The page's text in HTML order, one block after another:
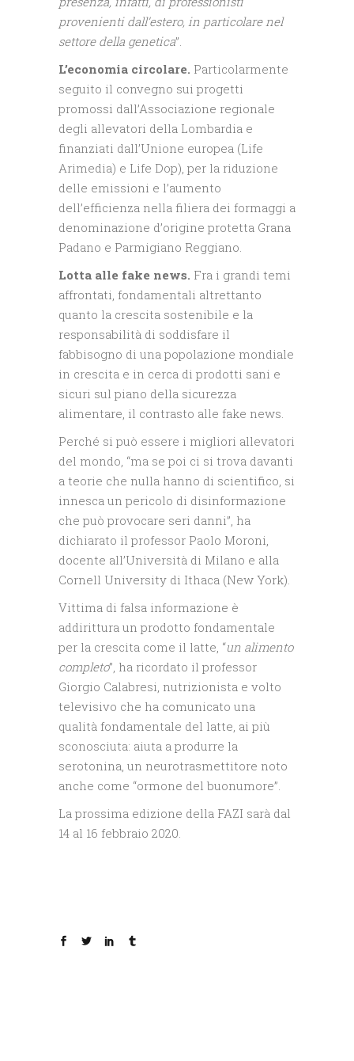
provenienti dall’estero, in particolare nel
settore della genetica”.
L’economia circolare. Particolarmente
seguito il convegno sui progetti
promossi dall’Associazione regionale
degli allevatori della Lombardia e
finanziati dall’Unione europea (Life
Arimedia) e Life Dop), per la riduzione
delle emissioni e l’aumento
dell’efficienza nella filiera dei formaggi a
denominazione d’origine protetta Grana
Padano e Parmigiano Reggiano.
Lotta alle fake news. Fra i grandi temi
affrontati, fondamentali altrettanto
quanto la crescita sostenibile e la
responsabilità di soddisfare il
fabbisogno di una popolazione mondiale
in crescita e in cerca di prodotti sani e
sicuri sul piano della sicurezza
alimentare, il contrasto alle fake news.
Perché si può essere i migliori allevatori
del mondo, “ma se poi ci si trova davanti
a teorie che nulla hanno di scientifico, si
innesca un pericolo di disinformazione
che può provocare seri danni”, ha
dichiarato il professor Paolo Moroni,
docente all’Università di Milano e alla
Cornell University di Ithaca (New York).
Vittima di falsa informazione è
addirittura un prodotto fondamentale
per la crescita come il latte, “un alimento
completo”, ha ricordato il professor
Giorgio Calabresi, nutrizionista e volto
televisivo che ha comunicato una
qualità fondamentale del latte, ai più
sconosciuta: aiuta a produrre la
serotonina, un neurotrasmettitore noto
anche come “ormone del buonumore”.
La prossima edizione della FAZI sarà dal
14 al 16 febbraio 2020.